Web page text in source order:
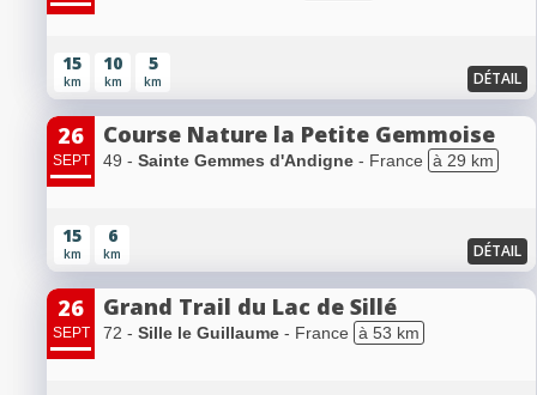
15
km
10
km
5
km DÉTAIL
26
SEPT
Course Nature la Petite Gemmoise
49 - Sainte Gemmes d'Andigne - France à 29 km
15
km
6
km DÉTAIL
26
SEPT
Grand Trail du Lac de Sillé
72 - Sille le Guillaume - France à 53 km